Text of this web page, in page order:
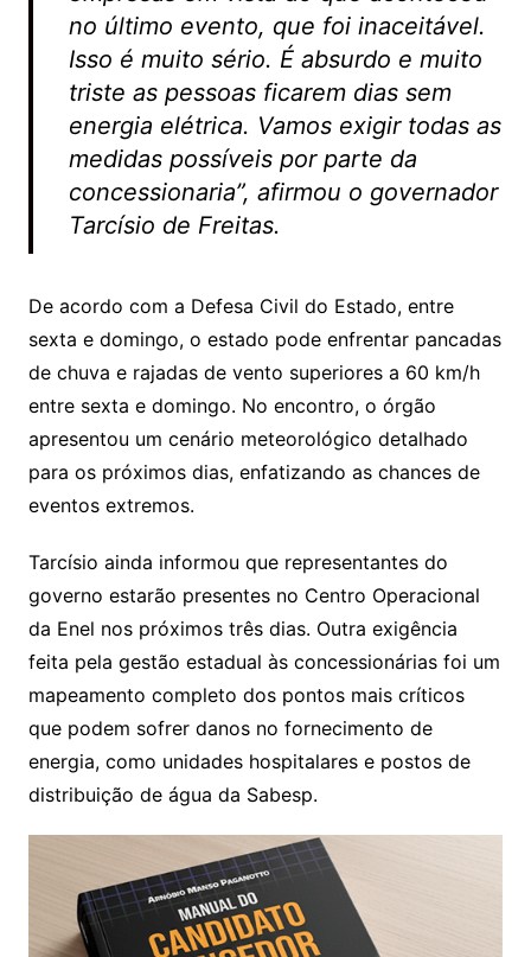
no último evento, que foi inaceitável.
Isso é muito sério. É absurdo e muito
triste as pessoas ficarem dias sem
energia elétrica. Vamos exigir todas as
medidas possíveis por parte da
concessionaria”, afirmou o governador
Tarcísio de Freitas.
De acordo com a Defesa Civil do Estado, entre
sexta e domingo, o estado pode enfrentar pancadas
de chuva e rajadas de vento superiores a 60 km/h
entre sexta e domingo. No encontro, o órgão
apresentou um cenário meteorológico detalhado
para os próximos dias, enfatizando as chances de
eventos extremos.
Tarcísio ainda informou que representantes do
governo estarão presentes no Centro Operacional
da Enel nos próximos três dias. Outra exigência
feita pela gestão estadual às concessionárias foi um
mapeamento completo dos pontos mais críticos
que podem sofrer danos no fornecimento de
energia, como unidades hospitalares e postos de
distribuição de água da Sabesp.